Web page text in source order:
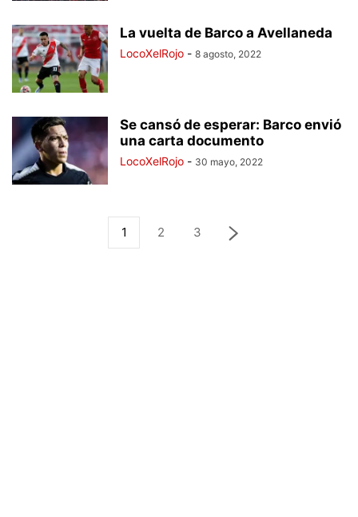
La vuelta de Barco a Avellaneda
LocoXelRojo - 8 agosto, 2022
Se cansó de esperar: Barco envió
una carta documento
LocoXelRojo - 30 mayo, 2022
1 2 3